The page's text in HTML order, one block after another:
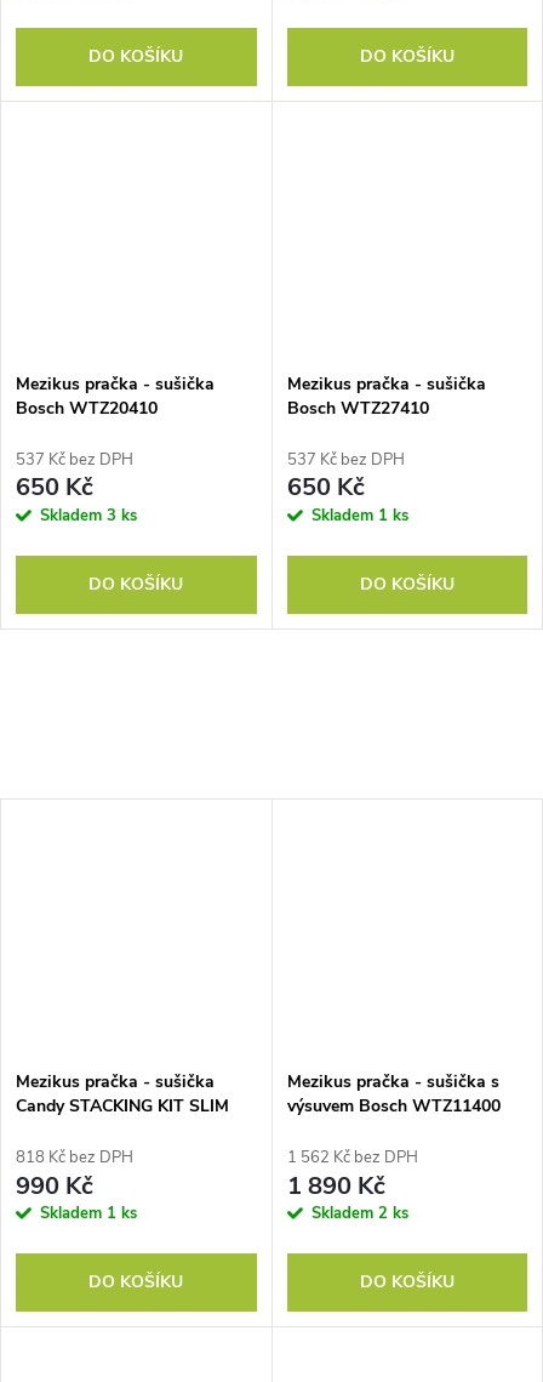
DO KOŠÍKU DO KOŠÍKU
Mezikus pračka - sušička
Bosch WTZ20410
537 Kč bez DPH
650 Kč
Skladem 3 ks
DO KOŠÍKU
Mezikus pračka - sušička
Bosch WTZ27410
537 Kč bez DPH
650 Kč
Skladem 1 ks
DO KOŠÍKU
Mezikus pračka - sušička
Candy STACKING KIT SLIM
818 Kč bez DPH
990 Kč
Skladem 1 ks
DO KOŠÍKU
Mezikus pračka - sušička s
výsuvem Bosch WTZ11400
1 562 Kč bez DPH
1 890 Kč
Skladem 2 ks
DO KOŠÍKU